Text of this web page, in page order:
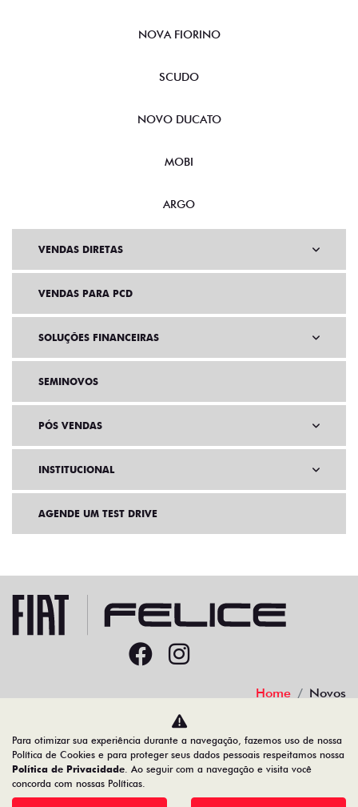
NOVA FIORINO
SCUDO
NOVO DUCATO
MOBI
ARGO
VENDAS DIRETAS
VENDAS PARA PCD
SOLUÇÕES FINANCEIRAS
SEMINOVOS
PÓS VENDAS
INSTITUCIONAL
AGENDE UM TEST DRIVE
Home Novos
Desacelere. Seu bem maior é a vida.
Para otimizar sua experiência durante a navegação, fazemos uso de nossa
Política de Cookies e para proteger seus dados pessoais respeitamos nossa
Política de Privacidade. Ao seguir com a navegação e visita você
concorda com nossas Políticas.